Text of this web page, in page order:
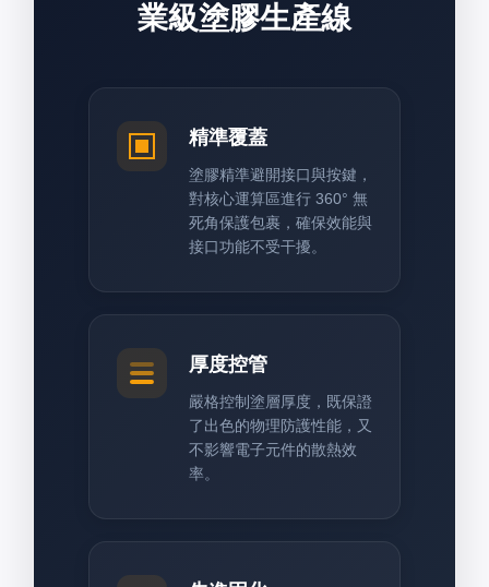
業級塗膠生產線
精準覆蓋
塗膠精準避開接口與按鍵，
對核心運算區進行 360° 無
死角保護包裹，確保效能與
接口功能不受干擾。
厚度控管
嚴格控制塗層厚度，既保證
了出色的物理防護性能，又
不影響電子元件的散熱效
率。